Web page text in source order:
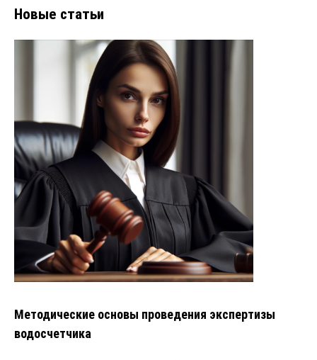
Новые статьи
Методические основы проведения экспертизы
водосчетчика